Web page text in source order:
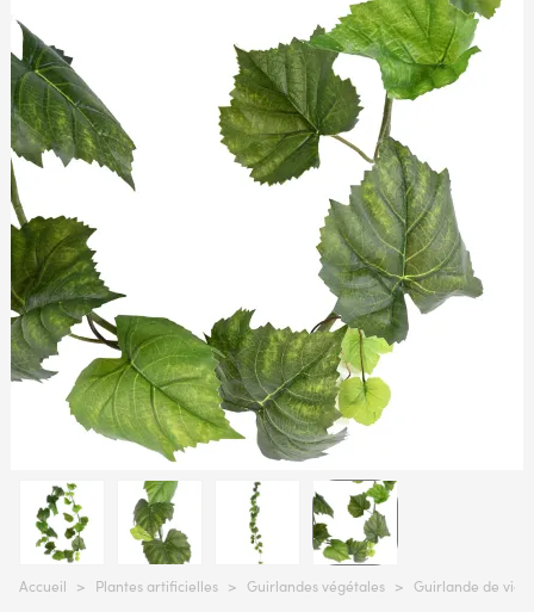
Accueil > Plantes artificielles > Guirlandes végétales > Guirlande de